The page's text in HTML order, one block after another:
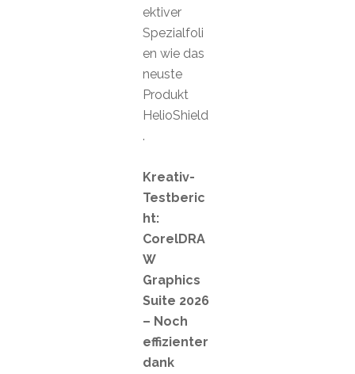
ektiver
Spezialfoli
en wie das
neuste
Produkt
HelioShield
.
Kreativ-
Testberic
ht:
CorelDRA
W
Graphics
Suite 2026
– Noch
effizienter
dank